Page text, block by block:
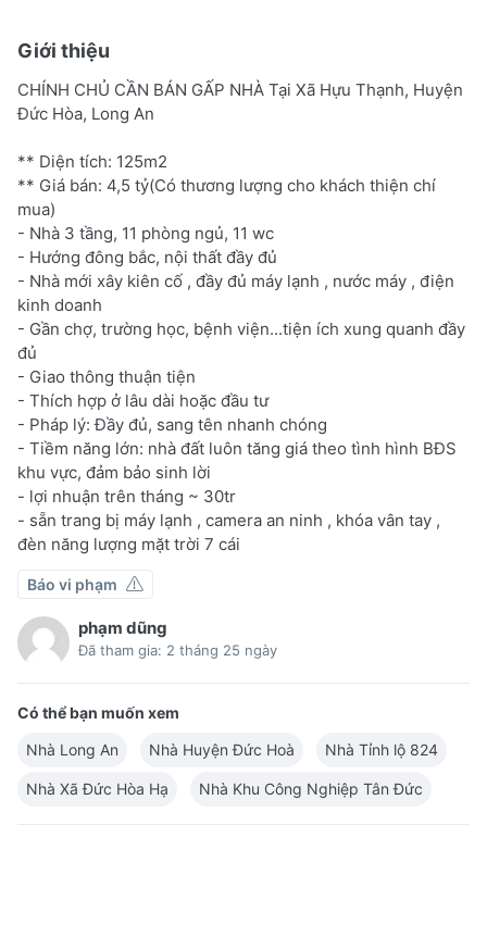
Giới thiệu
CHÍNH CHỦ CẦN BÁN GẤP NHÀ Tại Xã Hựu Thạnh, Huyện
Đức Hòa, Long An
** Diện tích: 125m2
** Giá bán: 4,5 tỷ(Có thương lượng cho khách thiện chí
mua)
- Nhà 3 tầng, 11 phòng ngủ, 11 wc
- Hướng đông bắc, nội thất đầy đủ
- Nhà mới xây kiên cố , đầy đủ máy lạnh , nước máy , điện
kinh doanh
- Gần chợ, trường học, bệnh viện...tiện ích xung quanh đầy
đủ
- Giao thông thuận tiện
- Thích hợp ở lâu dài hoặc đầu tư
- Pháp lý: Đầy đủ, sang tên nhanh chóng
- Tiềm năng lớn: nhà đất luôn tăng giá theo tình hình BĐS
khu vực, đảm bảo sinh lời
- lợi nhuận trên tháng ~ 30tr
- sẵn trang bị máy lạnh , camera an ninh , khóa vân tay ,
đèn năng lượng mặt trời 7 cái
Báo vi phạm
phạm dũng
Đã tham gia: 2 tháng 25 ngày
Có thể bạn muốn xem
Nhà Long An
Nhà Huyện Đức Hoà Nhà Tỉnh lộ 824
Nhà Xã Đức Hòa Hạ Nhà Khu Công Nghiệp Tân Đức